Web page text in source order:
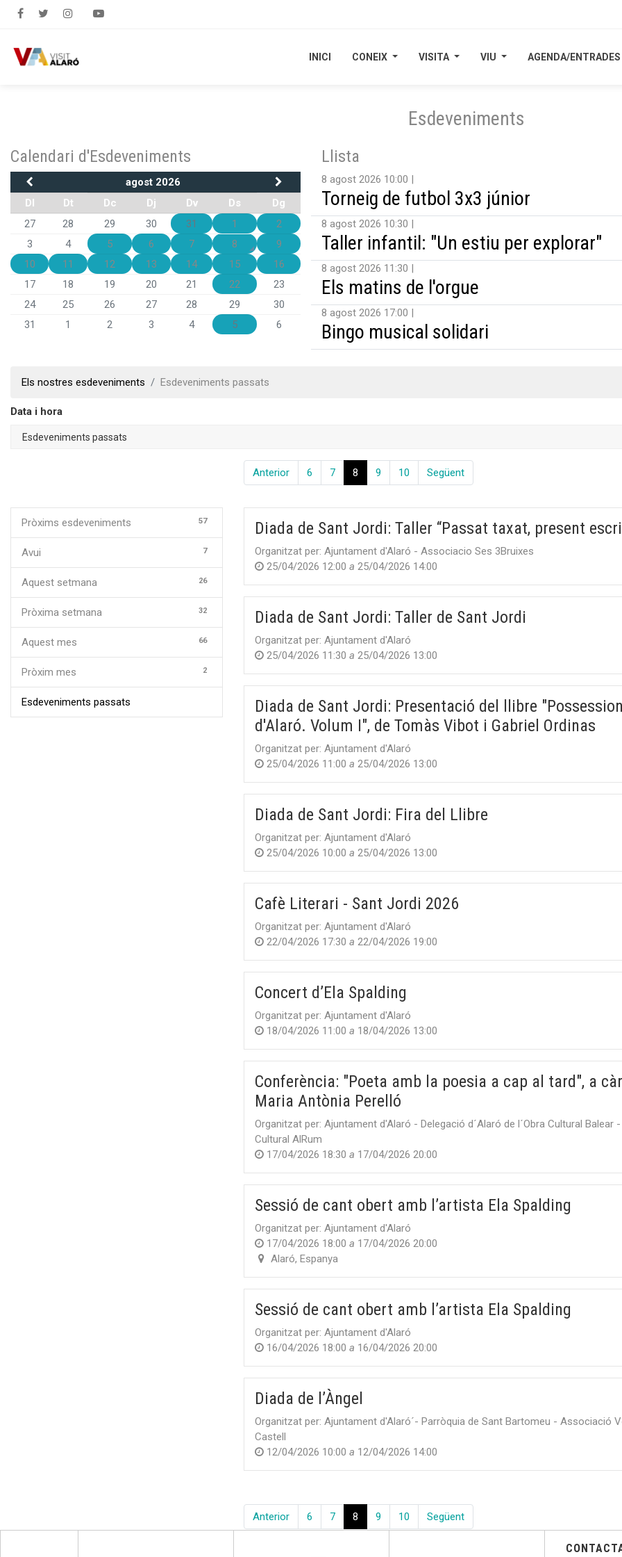
INICI CONEIX VISITA VIU AGENDA/ENTRADES
INICI CONEIX VISITA VIU AGENDA/ENTRADES
Esdeveniments
Calendari d'Esdeveniments
agost 2026
Dl
Dt Dc Dj Dv Ds
Dg
27
28 29 30 31 1
2
3
4 5 6 7 8
9
10
11 12 13 14 15
16
17
18 19 20 21 22
23
24
25 26 27 28 29
30
31
1 2 3 4 5 6
Llista
8 agost 2026 10:00
Torneig de futbol 3x3 júnior
8 agost 2026 10:30
Taller infantil: "Un estiu per explorar"
8 agost 2026 11:30
Els matins de l'orgue
8 agost 2026 17:00
Bingo musical solidari
Els nostres esdeveniments Esdeveniments passats
Data i hora
Anterior 6 7 8 9 10 Següent
Pròxims esdeveniments 57
Avui 7
Aquest setmana 26
Pròxima setmana 32
Aquest mes 66
Pròxim mes 2
Esdeveniments passats
Diada de Sant Jordi: Taller “Passat taxat, present
Organitzat per: Ajuntament d'Alaró - Associacio Ses 3Bruixes
25/04/2026 12:00 a 25/04/2026 14:00
Diada de Sant Jordi: Taller de Sant Jordi
Organitzat per: Ajuntament d'Alaró
25/04/2026 11:30 a 25/04/2026 13:00
Diada de Sant Jordi: Presentació del llibre
d'Alaró. Volum I", de Tomàs Vibot i Gabriel Ordinas
Organitzat per: Ajuntament d'Alaró
25/04/2026 11:00 a 25/04/2026 13:00
Diada de Sant Jordi: Fira del Llibre
Organitzat per: Ajuntament d'Alaró
25/04/2026 10:00 a 25/04/2026 13:00
Cafè Literari - Sant Jordi 2026
Organitzat per: Ajuntament d'Alaró
22/04/2026 17:30 a 22/04/2026 19:00
Concert d’Ela Spalding
Organitzat per: Ajuntament d'Alaró
18/04/2026 11:00 a 18/04/2026 13:00
Conferència: "Poeta amb la poesia a cap al tard", a
Maria Antònia Perelló
Organitzat per: Ajuntament d'Alaró - Delegació d´Alaró de l´Obra Cultural Balear
Cultural AlRum
17/04/2026 18:30 a 17/04/2026 20:00
Sessió de cant obert amb l’artista Ela Spalding
Organitzat per: Ajuntament d'Alaró
17/04/2026 18:00 a 17/04/2026 20:00
Alaró,Espanya
Sessió de cant obert amb l’artista Ela Spalding
Organitzat per: Ajuntament d'Alaró
16/04/2026 18:00 a 16/04/2026 20:00
Diada de l’Àngel
Organitzat per: Ajuntament d'Alaró´- Parròquia de Sant Bartomeu - Associació
Castell
12/04/2026 10:00 a 12/04/2026 14:00
Anterior 6 7 8 9 10 Següent